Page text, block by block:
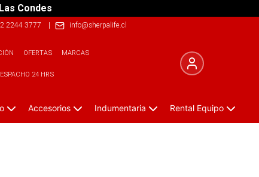
Condes
2244 3777 | info@sherpalife.cl
OFERTAS MARCAS
24 HRS
Accesorios Indumentaria Rental Equipo